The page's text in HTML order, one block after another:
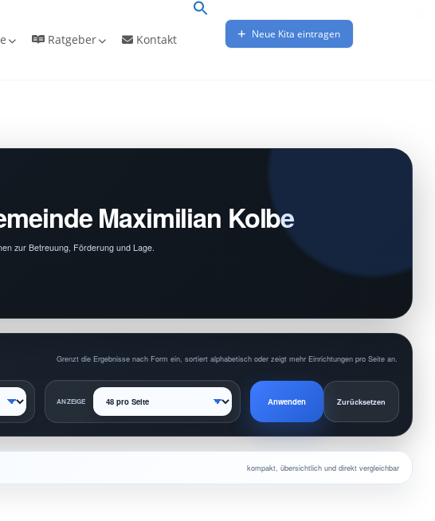
Ratgeber Kontakt Neue Kita eintragen
Maximilian Kolbe
zur Betreuung, Förderung und Lage.
Grenzt die Ergebnisse nach Form ein, sortiert alphabetisch oder zeigt mehr Einrichtungen pro Seite an.
ANZEIGE Anwenden Zurücksetzen
kompakt, übersichtlich und direkt vergleichbar